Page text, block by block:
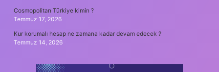
Cosmopolitan Türkiye kimin ?
Temmuz 17, 2026
Kur korumalı hesap ne zamana kadar devam edecek ?
Temmuz 14, 2026